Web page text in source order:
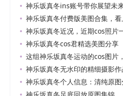
神乐坂真冬ins账号带你展望未
神乐坂真冬付费版美图合集，
神乐坂真冬近况，近期cos照片
神乐坂真冬cos君精选美图分享
这组神乐坂真冬运动的cos图片
神乐坂真冬无水印的精细摄影
神乐坂真冬个人信息：清纯原